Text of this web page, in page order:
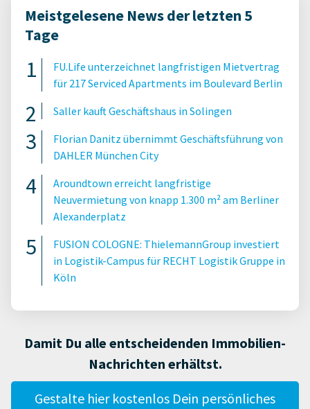
Meistgelesene News der letzten 5
Tage
FU.Life unterzeichnet langfristigen Mietvertrag
für 217 Serviced Apartments im Boulevard Berlin
Saller kauft Geschäftshaus in Solingen
Florian Danitz übernimmt Geschäftsführung von
DAHLER München City
Aroundtown erreicht langfristige
Neuvermietung von knapp 1.300 m² am Berliner
Alexanderplatz
FUSION COLOGNE: ThielemannGroup investiert
in Logistik-Campus für RECHT Logistik Gruppe in
Köln
Damit Du alle entscheidenden Immobilien-
Nachrichten erhältst.
Gestalte hier kostenlos Dein persönliches